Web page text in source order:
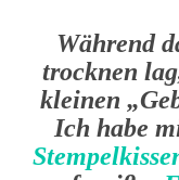
Während
trocknen
kleinen
Ich habe